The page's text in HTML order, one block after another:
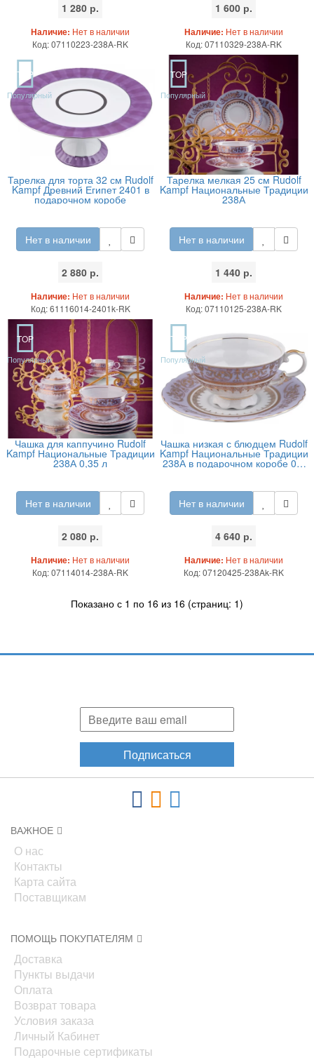
1 280 р.
Наличие: Нет в наличии
Код: 07110223-238A-RK
1 600 р.
Наличие: Нет в наличии
Код: 07110329-238A-RK
TOP
Популярный
Тарелка для торта 32 см Rudolf
Kampf Древний Египет 2401 в
подарочном коробе
Нет в наличии
2 880 р.
Наличие: Нет в наличии
Код: 61116014-2401k-RK
TOP
Популярный
Тарелка мелкая 25 см Rudolf
Kampf Национальные Традиции
238А
Нет в наличии
1 440 р.
Наличие: Нет в наличии
Код: 07110125-238A-RK
TOP
Популярный
Чашка для каппучино Rudolf
Kampf Национальные Традиции
238А 0,35 л
Нет в наличии
2 080 р.
Наличие: Нет в наличии
Код: 07114014-238A-RK
TOP
Популярный
Чашка низкая с блюдцем Rudolf
Kampf Национальные Традиции
238А в подарочном коробе 0,2
Нет в наличии
4 640 р.
Наличие: Нет в наличии
Код: 07120425-238Ak-RK
Показано с 1 по 16 из 16 (страниц: 1)
Подписаться
ВАЖНОЕ
О нас
Контакты
Карта сайта
Поставщикам
ПОМОЩЬ ПОКУПАТЕЛЯМ
Доставка
Пункты выдачи
Оплата
Возврат товара
Условия заказа
Личный Кабинет
Подарочные сертификаты